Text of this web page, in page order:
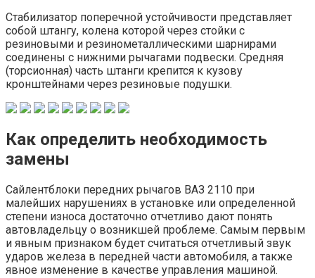
Стабилизатор поперечной устойчивости представляет
собой штангу, колена которой через стойки с
резиновыми и резинометаллическими шарнирами
соединены с нижними рычагами подвески. Средняя
(торсионная) часть штанги крепится к кузову
кронштейнами через резиновые подушки.
Как определить необходимость
замены
Сайлентблоки передних рычагов ВАЗ 2110 при
малейших нарушениях в установке или определенной
степени износа достаточно отчетливо дают понять
автовладельцу о возникшей проблеме. Самым первым
и явным признаком будет считаться отчетливый звук
ударов железа в передней части автомобиля, а также
явное изменение в качестве управления машиной.